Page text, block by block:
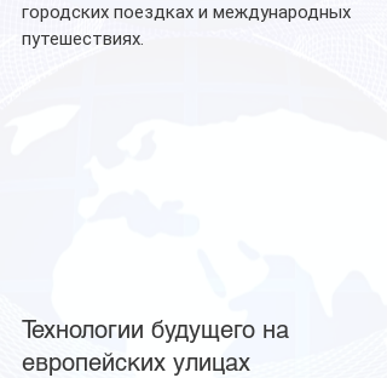
городских поездках и международных
путешествиях.
Технологии будущего на
европейских улицах